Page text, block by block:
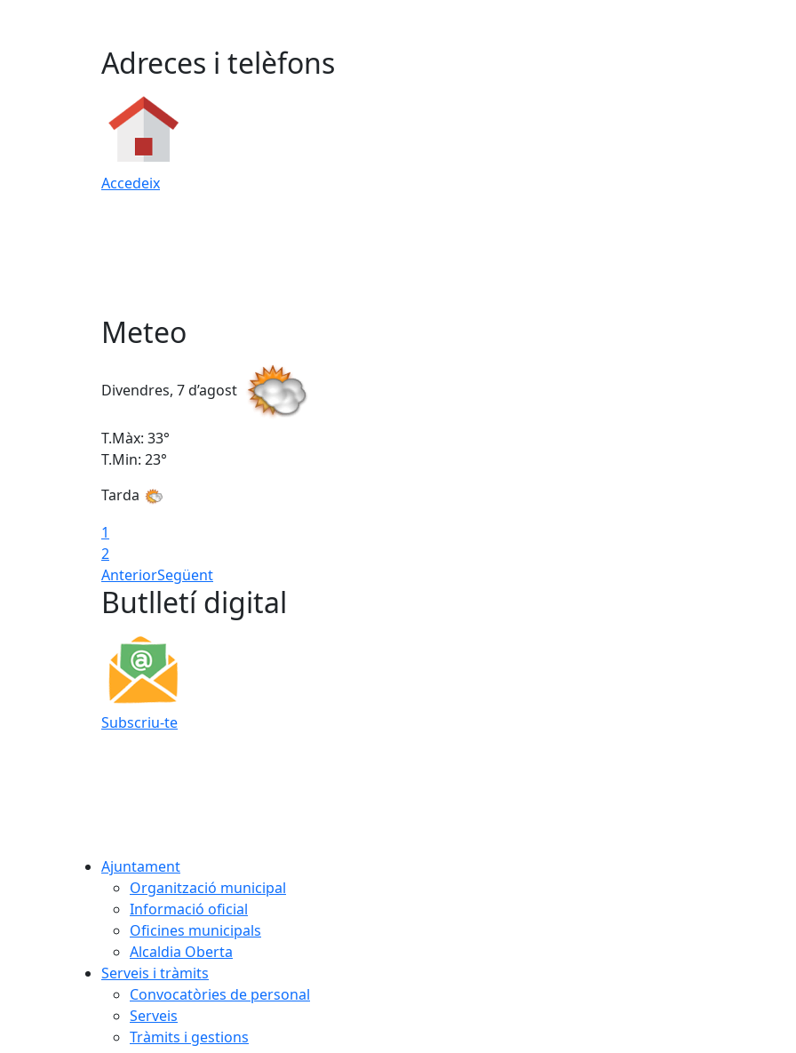
Adreces i telèfons
Accedeix
Meteo
Divendres, 7 d’agost
T.Màx: 33°
T.Min: 23°
Tarda
1
2
AnteriorSegüent
Butlletí digital
Subscriu-te
Ajuntament
Organització municipal
Informació oficial
Oficines municipals
Alcaldia Oberta
Serveis i tràmits
Convocatòries de personal
Serveis
Tràmits i gestions